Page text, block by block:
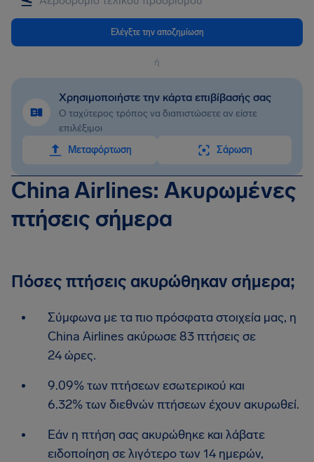
Ελέγξτε την αποζημίωση
ή
Χρησιμοποιήστε την κάρτα επιβίβασής σας
Ο ταχύτερος τρόπος να διαπιστώσετε αν είστε
επιλέξιμοι
Mεταφόρτωση
Σάρωση
China Airlines: Ακυρωμένες
πτήσεις σήμερα
Πόσες πτήσεις ακυρώθηκαν σήμερα;
Σύμφωνα με τα πιο πρόσφατα στοιχεία μας, η
China Airlines ακύρωσε 83 πτήσεις σε
24 ώρες.
9.09% των πτήσεων εσωτερικού και
6.32% των διεθνών πτήσεων έχουν ακυρωθεί.
Εάν η πτήση σας ακυρώθηκε και λάβατε
ειδοποίηση σε λιγότερο των 14 ημερών,